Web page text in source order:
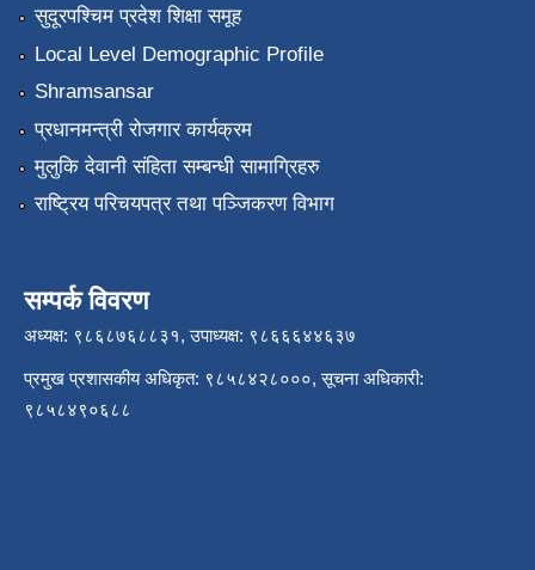
सुदूरपश्चिम प्रदेश शिक्षा समूह
Local Level Demographic Profile
Shramsansar
प्रधानमन्त्री रोजगार कार्यक्रम
मुलुकि देवानी संहिता सम्बन्धी सामाग्रिहरु
राष्ट्रिय परिचयपत्र तथा पञ्जिकरण विभाग
सम्पर्क विवरण
अध्यक्ष: ९८६८७६८८३१, उपाध्यक्ष: ९८६६६४४६३७
प्रमुख प्रशासकीय अधिकृत: ९८५८४२८०००, सूचना अधिकारी:
९८५८४९०६८८